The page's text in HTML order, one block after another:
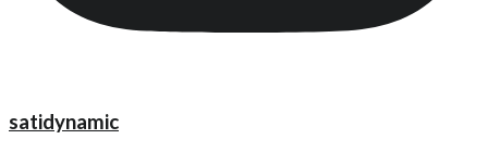
satidynamic